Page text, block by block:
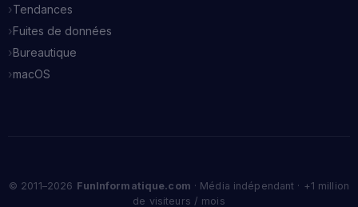
Tendances
Fuites de données
Bureautique
macOS
© 2011–2026 FunInformatique.com · Média indépendant · +1 million
de visiteurs / mois